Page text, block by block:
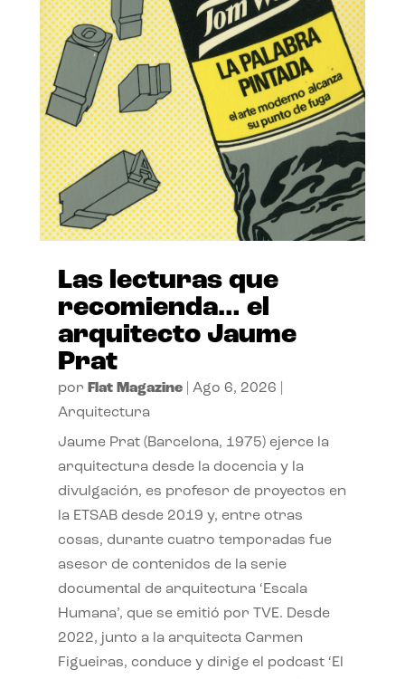
Las lecturas que
recomienda… el
arquitecto Jaume
Prat
por Flat Magazine| Ago 6, 2026
Arquitectura
Jaume Prat (Barcelona, 1975) ejerce la
arquitectura desde la docencia y la
divulgación, es profesor de proyectos en
la ETSAB desde 2019 y, entre otras
cosas, durante cuatro temporadas fue
asesor de contenidos de la serie
documental de arquitectura ‘Escala
Humana’, que se emitió por TVE. Desde
2022, junto a la arquitecta Carmen
Figueiras, conduce y dirige el podcast ‘El